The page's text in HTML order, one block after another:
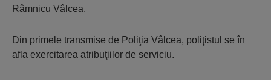
Râmnicu Vâlcea.
Din primele transmise de Poliţia Vâlcea, poliţistul se în
afla exercitarea atribuţiilor de serviciu.